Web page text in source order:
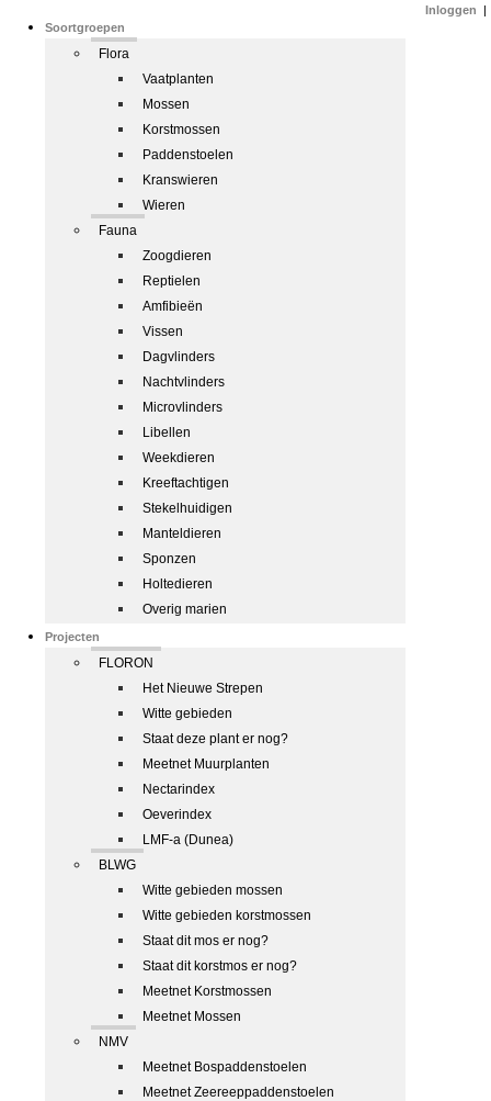
Soortgroepen
Flora
Vaatplanten
Mossen
Korstmossen
Paddenstoelen
Kranswieren
Wieren
Fauna
Zoogdieren
Reptielen
Amfibieën
Vissen
Dagvlinders
Nachtvlinders
Microvlinders
Libellen
Weekdieren
Kreeftachtigen
Stekelhuidigen
Manteldieren
Sponzen
Holtedieren
Overig marien
Projecten
FLORON
Het Nieuwe Strepen
Witte gebieden
Staat deze plant er nog?
Meetnet Muurplanten
Nectarindex
Oeverindex
LMF-a (Dunea)
BLWG
Witte gebieden mossen
Witte gebieden korstmossen
Staat dit mos er nog?
Staat dit korstmos er nog?
Meetnet Korstmossen
Meetnet Mossen
NMV
Meetnet Bospaddenstoelen
Meetnet Zeereeppaddenstoelen
Inloggen |